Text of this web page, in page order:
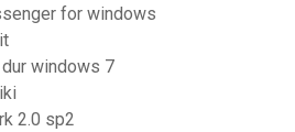
for windows
windows 7
2.0 sp2